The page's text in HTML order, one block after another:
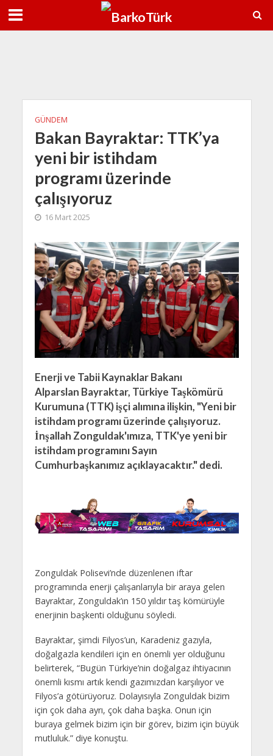
7 Ağu 8 Ağu 9
GÜNDEM
Bakan Bayraktar: TTK’ya
yeni bir istihdam
programı üzerinde
çalışıyoruz
16 Mart 2025
Enerji ve Tabii Kaynaklar Bakanı
Alparslan Bayraktar, Türkiye Taşkömürü
Kurumuna (TTK) işçi alımına ilişkin, "Yeni bir
istihdam programı üzerinde çalışıyoruz.
İnşallah Zonguldak'ımıza, TTK'ye yeni bir
istihdam programını Sayın
Cumhurbaşkanımız açıklayacaktır." dedi.
Zonguldak Polisevi’nde düzenlenen iftar
programında enerji çalışanlarıyla bir araya gelen
Bayraktar, Zonguldak’ın 150 yıldır taş kömürüyle
enerjinin başkenti olduğunu söyledi.
Bayraktar, şimdi Filyos’un, Karadeniz gazıyla,
doğalgazla kendileri için en önemli yer olduğunu
belirterek, “Bugün Türkiye’nin doğalgaz ihtiyacının
önemli kısmı artık kendi gazımızdan karşılıyor ve
Filyos’a götürüyoruz. Dolayısıyla Zonguldak bizim
için çok daha ayrı, çok daha başka. Onun için
buraya gelmek bizim için bir görev, bizim için büyük
mutluluk.” diye konuştu.